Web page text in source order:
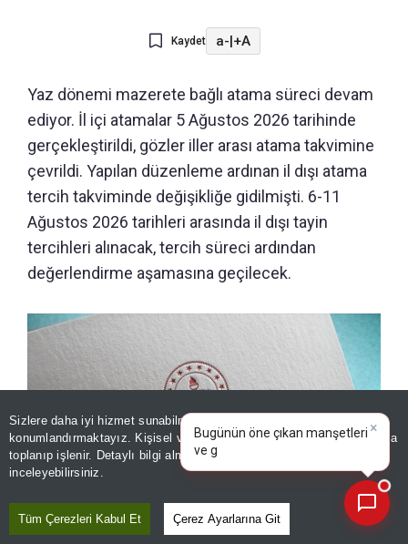
Sizlere daha iyi hizmet sunabilmek adına sitemizde
konumlandırmaktayız. Kişisel verileriniz, KVKK ve GDPR kapsamında
toplanıp işlenir. Detaylı bilgi almak için
inceleyebilirsiniz.
Tüm Çerezleri Kabul Et Çerez Ayarlarına Git
Kaydet a-|+A
Yaz dönemi mazerete bağlı atama süreci devam
ediyor. İl içi atamalar 5 Ağustos 2026 tarihinde
gerçekleştirildi, gözler iller arası atama takvimine
çevrildi. Yapılan düzenleme ardınan il dışı atama
tercih takviminde değişikliğe gidilmişti. 6-11
Ağustos 2026 tarihleri arasında il dışı tayin
tercihleri alınacak, tercih süreci ardından
değerlendirme aşamasına geçilecek.
Öğretmenlerin il dışı atama sonuçları ne zaman açıklanacak?
×
Bugünün öne çıkan manşetleri
ve gelişmeleri neler?